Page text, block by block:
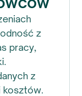
z
pracy,
z
kosztów.